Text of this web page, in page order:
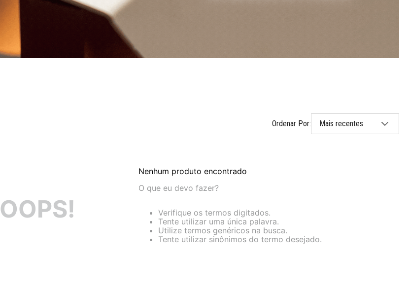
Mais recentes
OOPS!
Nenhum produto encontrado
O que eu devo fazer?
Verifique os termos digitados.
Tente utilizar uma única palavra.
Utilize termos genéricos na busca.
Tente utilizar sinônimos do termo desejado.